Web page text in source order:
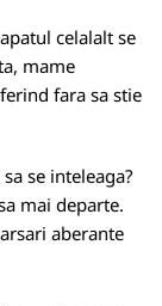
celalalt se
mame
fara sa stie
se inteleaga?
mai departe.
aberante